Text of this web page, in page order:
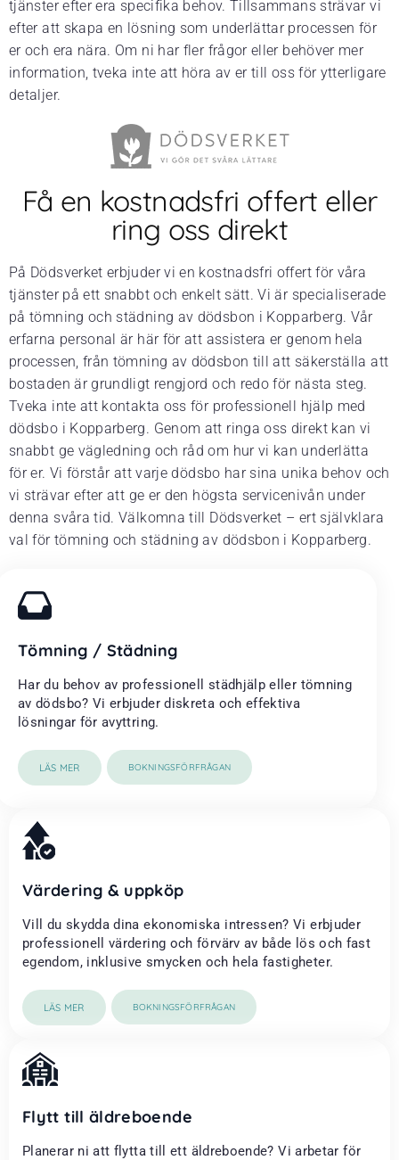
tjänster efter era specifika behov. Tillsammans strävar vi
efter att skapa en lösning som underlättar processen för
er och era nära. Om ni har fler frågor eller behöver mer
information, tveka inte att höra av er till oss för ytterligare
detaljer.
Få en kostnadsfri offert eller
ring oss direkt
På Dödsverket erbjuder vi en kostnadsfri offert för våra
tjänster på ett snabbt och enkelt sätt. Vi är specialiserade
på tömning och städning av dödsbon i Kopparberg. Vår
erfarna personal är här för att assistera er genom hela
processen, från tömning av dödsbon till att säkerställa att
bostaden är grundligt rengjord och redo för nästa steg.
Tveka inte att kontakta oss för professionell hjälp med
dödsbo i Kopparberg. Genom att ringa oss direkt kan vi
snabbt ge vägledning och råd om hur vi kan underlätta
för er. Vi förstår att varje dödsbo har sina unika behov och
vi strävar efter att ge er den högsta servicenivån under
denna svåra tid. Välkomna till Dödsverket – ert självklara
val för tömning och städning av dödsbon i Kopparberg.
Tömning / Städning
Har du behov av professionell städhjälp eller tömning
av dödsbo? Vi erbjuder diskreta och effektiva
lösningar för avyttring.
LÄS MER BOKNINGSFÖRFRÅGAN
Värdering & uppköp
Vill du skydda dina ekonomiska intressen? Vi erbjuder
professionell värdering och förvärv av både lös och fast
egendom, inklusive smycken och hela fastigheter.
LÄS MER BOKNINGSFÖRFRÅGAN
Flytt till äldreboende
Planerar ni att flytta till ett äldreboende? Vi arbetar för